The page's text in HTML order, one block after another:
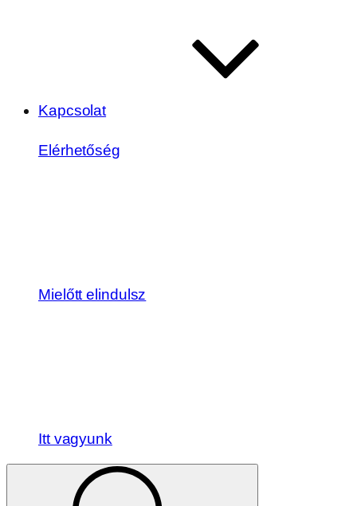
Kapcsolat
Elérhetőség
Mielőtt elindulsz
Itt vagyunk